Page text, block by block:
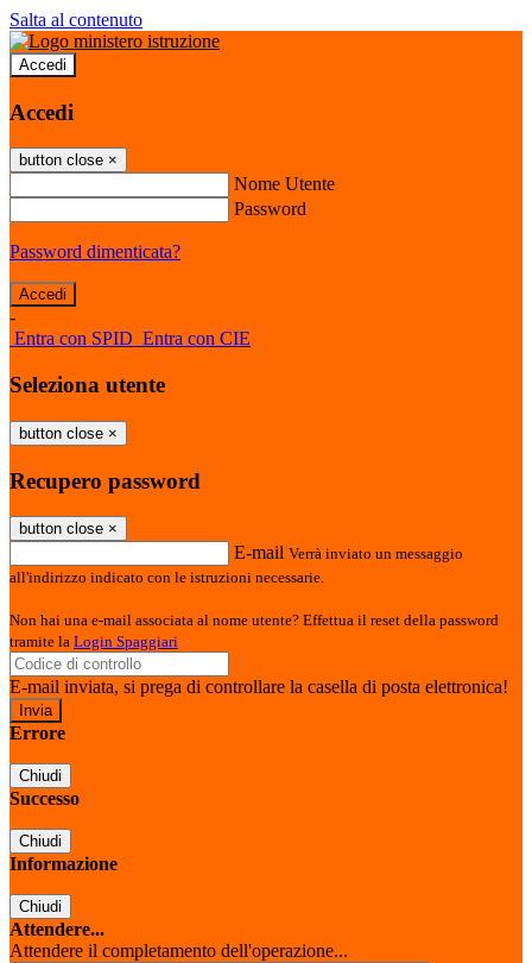
Salta al contenuto
Accedi
Accedi
button close ×
Nome Utente
Password
Password dimenticata?
-
Entra con SPID Entra con CIE
Seleziona utente
button close ×
Recupero password
button close ×
E-mail Verrà inviato un messaggio
all'indirizzo indicato con le istruzioni necessarie.
Non hai una e-mail associata al nome utente? Effettua il reset della password
tramite la Login Spaggiari
E-mail inviata, si prega di controllare la casella di posta elettronica!
Errore
Chiudi
Successo
Chiudi
Informazione
Chiudi
Attendere...
Attendere il completamento dell'operazione...